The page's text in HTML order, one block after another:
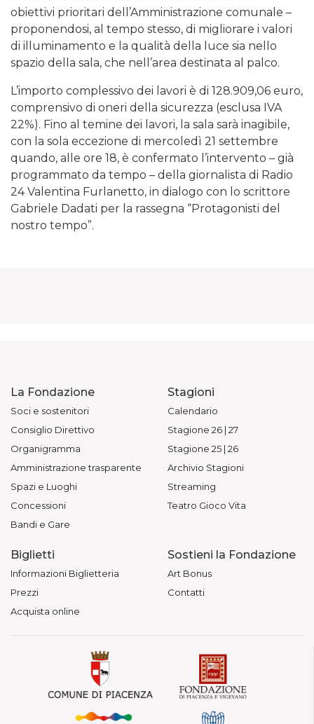
obiettivi prioritari dell’Amministrazione comunale –
proponendosi, al tempo stesso, di migliorare i valori
di illuminamento e la qualità della luce sia nello
spazio della sala, che nell’area destinata al palco.
L’importo complessivo dei lavori è di 128.909,06 euro,
comprensivo di oneri della sicurezza (esclusa IVA
22%). Fino al temine dei lavori, la sala sarà inagibile,
con la sola eccezione di mercoledì 21 settembre
quando, alle ore 18, è confermato l’intervento – già
programmato da tempo – della giornalista di Radio
24 Valentina Furlanetto, in dialogo con lo scrittore
Gabriele Dadati per la rassegna “Protagonisti del
nostro tempo”.
La Fondazione
Soci e sostenitori
Consiglio Direttivo
Organigramma
Amministrazione trasparente
Spazi e Luoghi
Concessioni
Bandi e Gare
Stagioni
Calendario
Stagione 26 | 27
Stagione 25 | 26
Archivio Stagioni
Streaming
Teatro Gioco Vita
Biglietti
Informazioni Biglietteria
Prezzi
Acquista online
Sostieni la Fondazione
Art Bonus
Contatti